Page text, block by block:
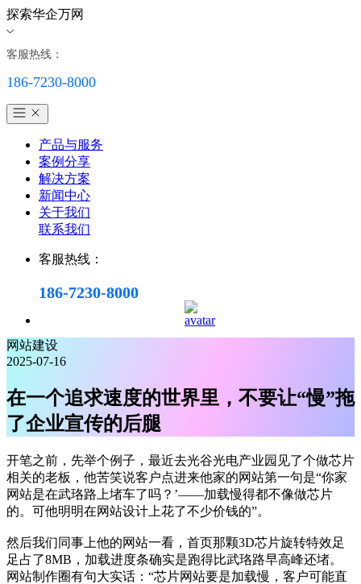
探索华企万网
客服热线：
186-7230-8000
产品与服务
案例分享
解决方案
新闻中心
关于我们
联系我们
客服热线：
186-7230-8000
网站建设
2025-07-16
在一个追求速度的世界里，不要让“慢”拖
了企业宣传的后腿
开笔之前，先举个例子，最近去光谷光电产业园见了个做芯片
相关的老板，他苦笑说客户点进来他家的网站第一句是“你家
网站是在武珞路上堵车了吗？’——加载慢得都不像做芯片
的。可他明明在网站设计上花了不少价钱的”。
然后我们同事上他的网站一看，首页那颗3D芯片旋转特效足
足占了8MB，加载进度条确实是跑得比武珞路早高峰还堵。
网站制作圈有句大实话：“芯片网站要是加载慢，客户可能直